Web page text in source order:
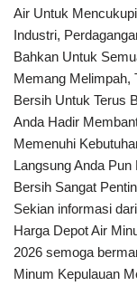
Air Untuk
Industri,
Bahkan Untuk
Memang Melimpah,
Bersih Untuk Terus
Anda Hadir
Memenuhi
Langsung Anda
Bersih Sangat
Sekian informasi
Harga Depot Air
2026 semoga
Minum Kepulauan